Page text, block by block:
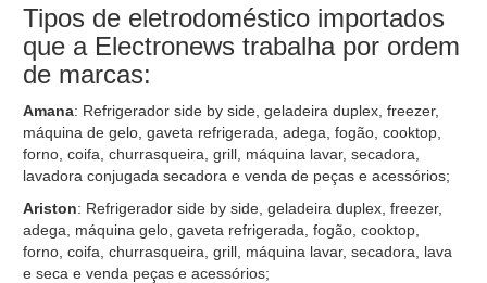
Tipos de eletrodoméstico importados
que a Electronews trabalha por ordem
de marcas:
Amana: Refrigerador side by side, geladeira duplex, freezer,
máquina de gelo, gaveta refrigerada, adega, fogão, cooktop,
forno, coifa, churrasqueira, grill, máquina lavar, secadora,
lavadora conjugada secadora e venda de peças e acessórios;
Ariston: Refrigerador side by side, geladeira duplex, freezer,
adega, máquina gelo, gaveta refrigerada, fogão, cooktop,
forno, coifa, churrasqueira, grill, máquina lavar, secadora, lava
e seca e venda peças e acessórios;